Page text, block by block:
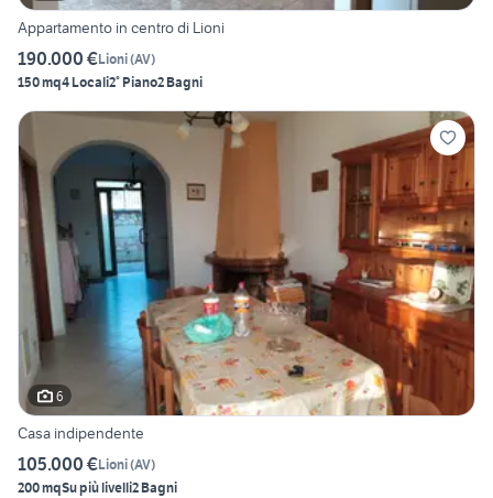
Appartamento in centro di Lioni
190.000 €Lioni(AV)
150 mq4 Locali2° Piano2 Bagni
6
Casa indipendente
105.000 €Lioni(AV)
200 mqSu più livelli2 Bagni